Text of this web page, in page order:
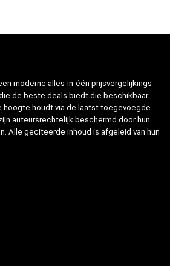
moderne alles-in-één prijsvergelijkings-
de beste deals biedt die beschikbaar
hoogte houdt via de laatst toegevoegde
auteursrechtelijk beschermd door hun
Alle geciteerde inhoud is afgeleid van hun